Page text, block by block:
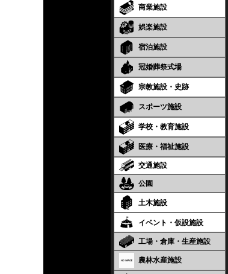
商業施設
娯楽施設
宿泊施設
冠婚葬祭式場
宗教施設・史跡
スポーツ施設
学校・教育施設
医療・福祉施設
交通施設
公園
土木施設
イベント・仮設施設
工場・倉庫・生産施設
農林水産施設